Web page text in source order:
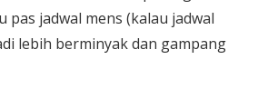
pas jadwal mens (kalau jadwal
lebih berminyak dan gampang